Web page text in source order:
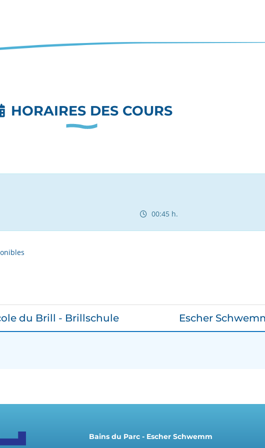
HORAIRES DES COURS
00:45 h.
du Brill - Brillschule Escher
Bains du Parc - Escher Schwemm